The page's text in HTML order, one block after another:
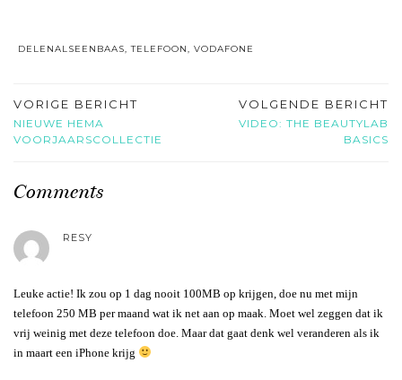
DELENALSEENBAAS,TELEFOON, VODAFONE
VORIGE BERICHT
NIEUWE HEMA
VOORJAARSCOLLECTIE
VOLGENDE BERICHT
VIDEO: THE BEAUTYLAB
BASICS
Comments
RESY
Leuke actie! Ik zou op 1 dag nooit 100MB op krijgen, doe nu met mijn
telefoon 250 MB per maand wat ik net aan op maak. Moet wel zeggen dat ik
vrij weinig met deze telefoon doe. Maar dat gaat denk wel veranderen als ik
in maart een iPhone krijg